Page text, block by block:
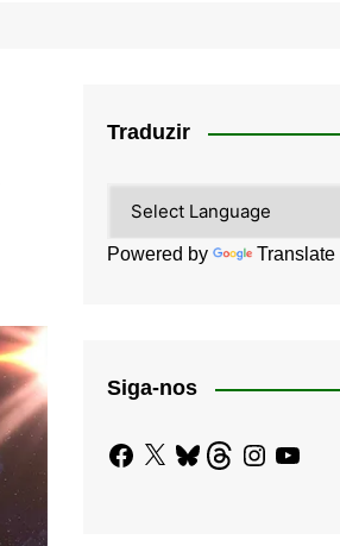
Traduzir
Powered by Translate
Siga-nos
Facebook
X BlueskyThreadsInstagram
YouTube